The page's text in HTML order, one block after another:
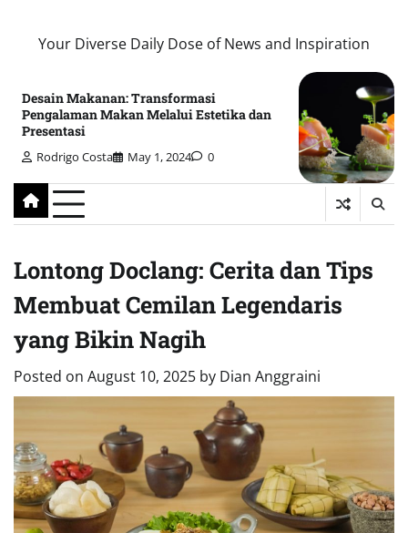
Your Diverse Daily Dose of News and Inspiration
Desain Makanan: Transformasi
Pengalaman Makan Melalui Estetika dan
Presentasi
Rodrigo Costa May 1, 2024 0
Lontong Doclang: Cerita dan Tips
Membuat Cemilan Legendaris
yang Bikin Nagih
Posted on August 10, 2025 by Dian Anggraini